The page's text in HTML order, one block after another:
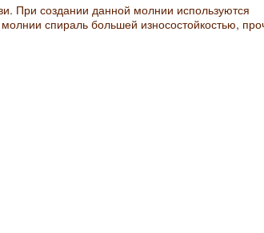
При создании данной молнии используются
спираль большей износостойкостью,